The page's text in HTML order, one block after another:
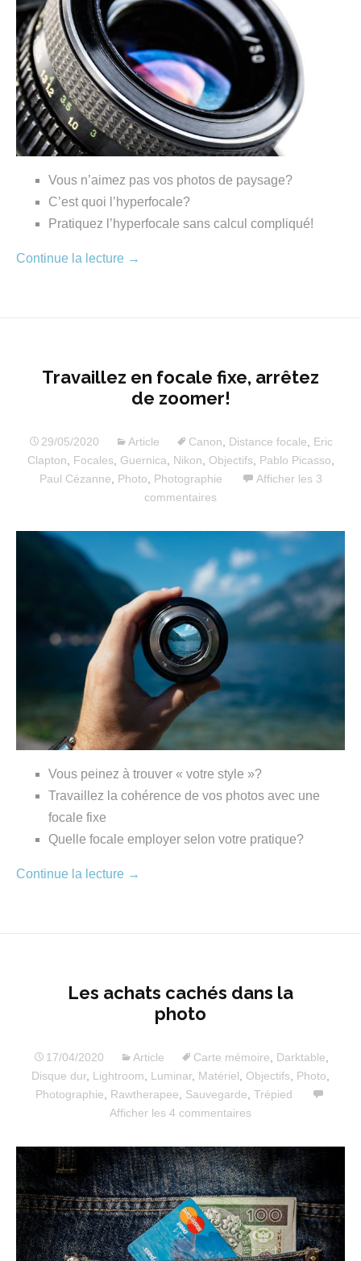
Vous n’aimez pas vos photos de paysage?
C’est quoi l’hyperfocale?
Pratiquez l’hyperfocale sans calcul compliqué!
Continue la lecture →
Travaillez en focale fixe, arrêtez
de zoomer!
29/05/2020 Article Canon Distance focale
Eric
Clapton
Focales Guernica Nikon Objectifs Pablo Picasso
Paul Cézanne
Photo Photographie
Afficher les 3
commentaires
Vous peinez à trouver « votre style »?
Travaillez la cohérence de vos photos avec une
focale fixe
Quelle focale employer selon votre pratique?
Continue la lecture →
Les achats cachés dans la
photo
17/04/2020 Article Carte mémoire Darktable
Disque dur, Lightroom Luminar, Matériel Objectifs Photo
Photographie
Rawtherapee Sauvegarde Trépied
Afficher les 4 commentaires